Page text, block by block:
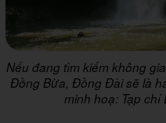
Nếu đang tìm kiếm không
Đồng Bừa, Đồng Đài sẽ là
minh hoạ: Tạp chí